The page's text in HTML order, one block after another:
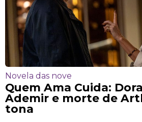
Novela das nove
Quem Ama Cuida:
Ademir e morte de
tona